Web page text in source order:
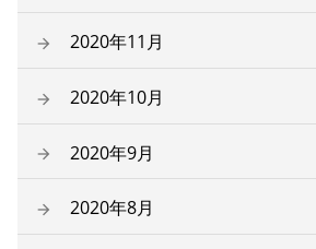
2020年11月
2020年10月
2020年9月
2020年8月